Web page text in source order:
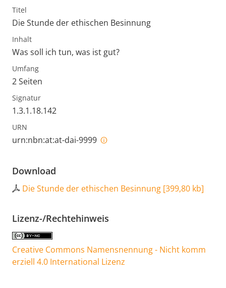
Titel
Die Stunde der ethischen Besinnung
Inhalt
Was soll ich tun, was ist gut?
Umfang
2 Seiten
Signatur
1.3.1.18.142
URN
urn:nbn:at:at-dai-9999
Download
Die Stunde der ethischen Besinnung [399,80 kb]
Lizenz-/Rechtehinweis
Creative Commons Namensnennung - Nicht komm
erziell 4.0 International Lizenz